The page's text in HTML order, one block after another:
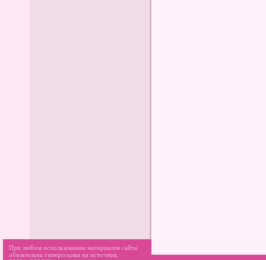
При любом использовании материалов сайта
обязательна гиперссылка на источник.